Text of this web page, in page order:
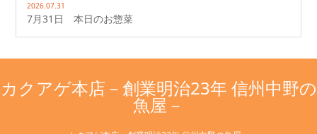
2026.07.31
7月31日 本日のお惣菜
カクアゲ本店－創業明治23年 信州中野の
魚屋－